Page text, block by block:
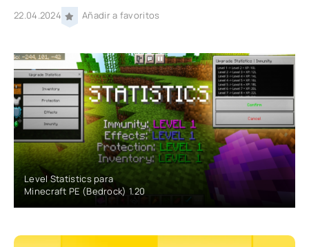
22.04.2024 Añadir a favoritos
Level Statistics para
Minecraft PE (Bedrock) 1.20